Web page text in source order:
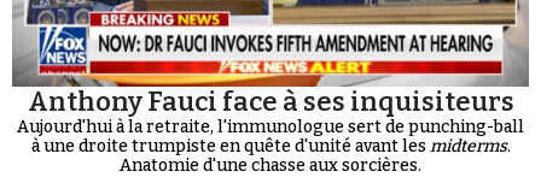
Anthony Fauci face à ses inquisiteurs
Aujourd'hui à la retraite, l'immunologue sert de punching-ball
à une droite trumpiste en quête d'unité avant les midterms.
Anatomie d'une chasse aux sorcières.